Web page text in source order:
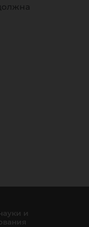
и